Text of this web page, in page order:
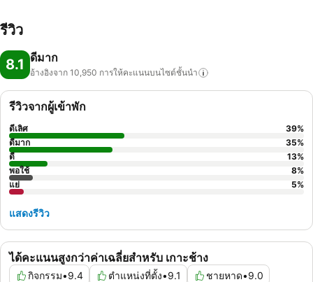
รีวิว
8.1 ดีมาก
อ้างอิงจาก 10,950 การให้คะแนนบนไซต์ชั้นนำ
ได้คะแนนสูงกว่าค่าเฉลี่ยสำหรับ เกาะช้าง
กิจกรรม•9.4 ตำแหน่งที่ตั้ง•9.1 ชายหาด•9.0
รีวิวจากผู้เข้าพัก
ดีเลิศ 39%
ดีมาก
35%
ดี
13%
พอใช้
8%
แย่
5%
แสดงรีวิว